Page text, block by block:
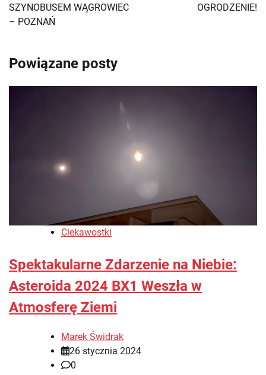
SZYNOBUSEM WĄGROWIEC
– POZNAŃ
OGRODZENIE!
Powiązane posty
Ciekawostki
Spektakularne Zdarzenie na Niebie:
Asteroida 2024 BX1 Weszła w
Atmosferę Ziemi
Marek Świdrak
26 stycznia 2024
0